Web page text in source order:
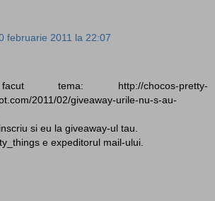
februarie 2011 la 22:07
tema: http://chocos-pretty-
2011/02/giveaway-urile-nu-s-au-
si eu la giveaway-ul tau.
e expeditorul mail-ului.